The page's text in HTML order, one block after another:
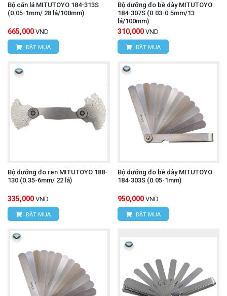
Bộ căn lá MITUTOYO 184-313S
(0.05-1mm/ 28 lá/100mm)
665,000 VND
ĐẶT MUA
Bộ dưỡng đo bề dày MITUTOYO
184-307S (0.03-0.5mm/13
lá/100mm)
310,000 VND
ĐẶT MUA
Bộ dưỡng đo ren MITUTOYO 188-
130 (0.35-6mm/ 22 lá)
335,000 VND
ĐẶT MUA
Bộ dưỡng đo bề dày MITUTOYO
184-303S (0.05-1mm)
950,000 VND
ĐẶT MUA